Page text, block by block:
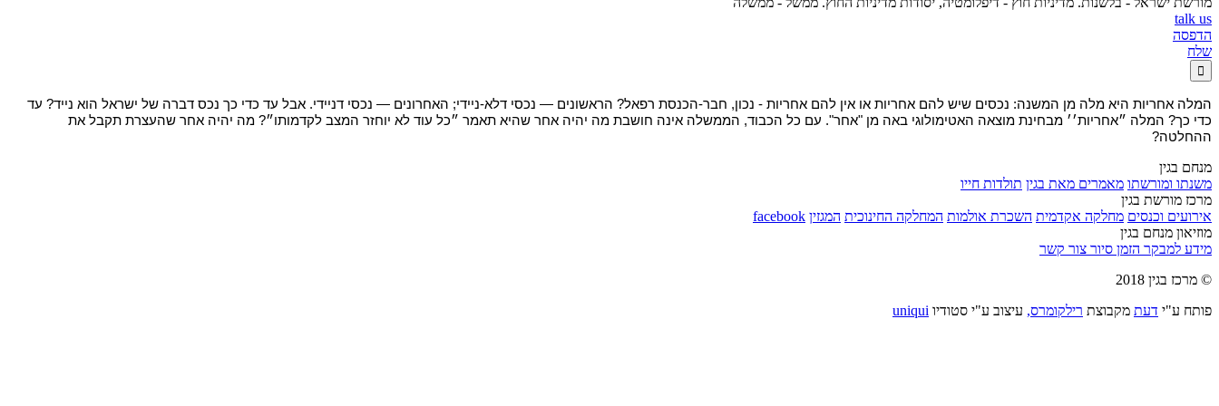
talk us
הדפסה
שלח

המלה אחריות היא מלה מן המשנה: נכסים שיש להם אחריות או אין להם אחריות - נכון, חבר-הכנסת רפאל? הראשונים — נכסי דלא-ניידי; האחרונים — נכסי דניידי. אבל עד כדי כך נכס דברה של ישראל הוא נייד? עד
כדי כך? המלה ״אחריות׳׳ מבחינת מוצאה האטימולוגי באה מן "אחר". עם כל הכבוד, הממשלה אינה חושבת מה יהיה אחר שהיא תאמר ״כל עוד לא יוחזר המצב לקדמותו״? מה יהיה אחר שהעצרת תקבל את
ההחלטה?
מנחם בגין
משנתו ומורשתו מאמרים מאת בגין תולדות חייו
מרכז מורשת בגין
אירועים וכנסים מחלקה אקדמית השכרת אולמות המחלקה החינוכית המגזין facebook
מוזיאון מנחם בגין
מידע למבקר הזמן סיור צור קשר
© מרכז בגין 2018
פותח ע"י דעת מקבוצת רילקומרס, עיצוב ע"י סטודיו uniqui